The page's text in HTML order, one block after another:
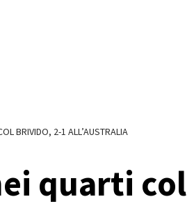
BRIVIDO, 2-1 ALL’AUSTRALIA
quarti